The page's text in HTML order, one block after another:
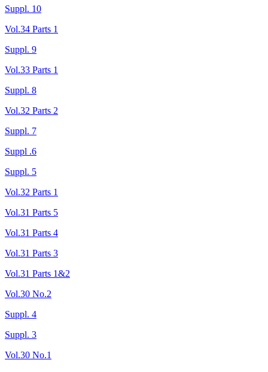
Suppl. 10
Vol.34 Parts 1
Suppl. 9
Vol.33 Parts 1
Suppl. 8
Vol.32 Parts 2
Suppl. 7
Suppl .6
Suppl. 5
Vol.32 Parts 1
Vol.31 Parts 5
Vol.31 Parts 4
Vol.31 Parts 3
Vol.31 Parts 1&2
Vol.30 No.2
Suppl. 4
Suppl. 3
Vol.30 No.1